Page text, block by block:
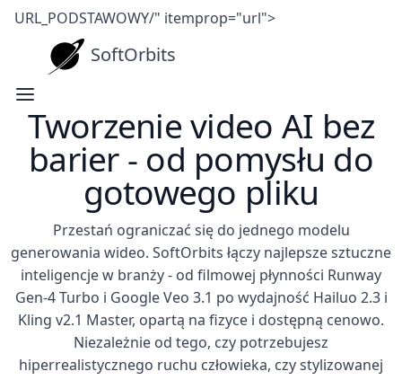
URL_PODSTAWOWY/" itemprop="url">
SoftOrbits
Tworzenie video AI bez
barier - od pomysłu do
gotowego pliku
Przestań ograniczać się do jednego modelu
generowania wideo. SoftOrbits łączy najlepsze sztuczne
inteligencje w branży - od filmowej płynności Runway
Gen-4 Turbo i Google Veo 3.1 po wydajność Hailuo 2.3 i
Kling v2.1 Master, opartą na fizyce i dostępną cenowo.
Niezależnie od tego, czy potrzebujesz
hiperrealistycznego ruchu człowieka, czy stylizowanej